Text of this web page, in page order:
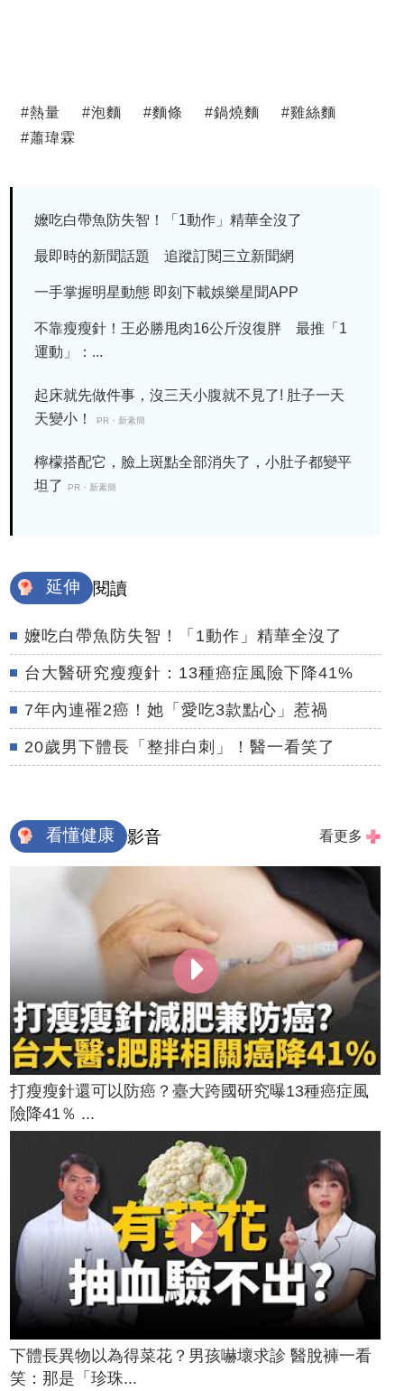
#熱量 #泡麵 #麵條 #鍋燒麵 #雞絲麵
#蕭瑋霖
嬤吃白帶魚防失智！「1動作」精華全沒了
最即時的新聞話題 追蹤訂閱三立新聞網
一手掌握明星動態 即刻下載娛樂星聞APP
不靠瘦瘦針！王必勝甩肉16公斤沒復胖 最推「1
運動」：...
起床就先做件事，沒三天小腹就不見了! 肚子一天
天變小！
PR・新素簡
檸檬搭配它，臉上斑點全部消失了，小肚子都變平
坦了
PR・新素簡
延伸 閱讀
嬤吃白帶魚防失智！「1動作」精華全沒了
台大醫研究瘦瘦針：13種癌症風險下降41%
7年內連罹2癌！她「愛吃3款點心」惹禍
20歲男下體長「整排白刺」！醫一看笑了
看懂健康 影音 看更多
打瘦瘦針還可以防癌？臺大跨國研究曝13種癌症風
險降41％ ...
下體長異物以為得菜花？男孩嚇壞求診 醫脫褲一看
笑：那是「珍珠...